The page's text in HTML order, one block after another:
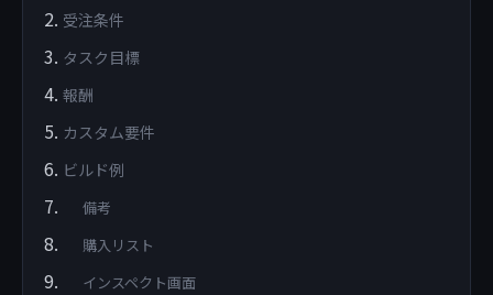
受注条件
タスク目標
報酬
カスタム要件
ビルド例
備考
購入リスト
インスペクト画面